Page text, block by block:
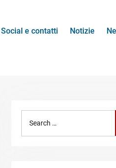
Social e contatti Notizie